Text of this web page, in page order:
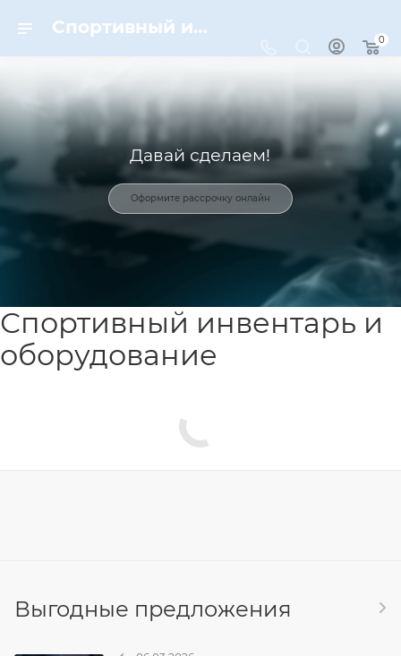
Спортивный инвентарь и оборудование для спорта в Москве | Dynamic-Sport
0
Давай сделаем!
Оформите рассрочку онлайн
Спортивный инвентарь и
оборудование
Выгодные предложения